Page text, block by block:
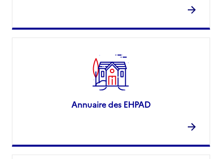
Annuaire des EHPAD